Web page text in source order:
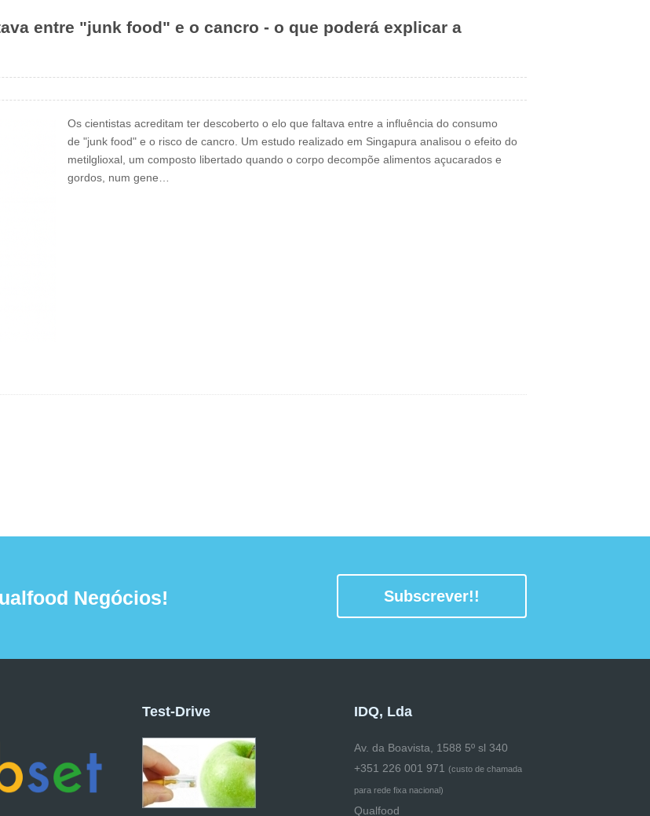
entre "junk food" e o cancro - o que poderá explicar a
Os cientistas acreditam ter descoberto o elo que faltava entre a influência do consumo
de "junk food" e o risco de cancro. Um estudo realizado em Singapura analisou o efeito do
metilglioxal, um composto libertado quando o corpo decompõe alimentos açucarados e
gordos, num gene…
Negócios! Subscrever!!
Test-Drive IDQ, Lda
Av. da Boavista, 1588 5º sl 340
+351 226 001 971 (custo de chamada
para rede fixa nacional)
Qualfood